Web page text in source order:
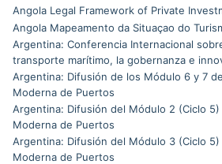
Angola Legal Framework of Private
Angola Mapeamento da Situaçao do
Argentina: Conferencia Internacional
transporte marítimo, la gobernanza e
Argentina: Difusión de los Módulo 6 y 7
Moderna de Puertos
Argentina: Difusión del Módulo 2 (Ciclo
Moderna de Puertos
Argentina: Difusión del Módulo 3 (Ciclo
Moderna de Puertos